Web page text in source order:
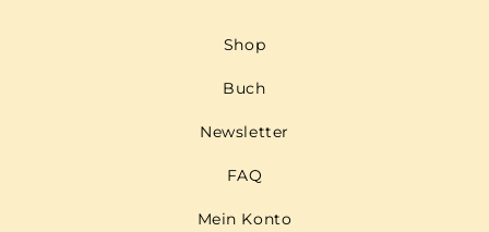
Shop
Buch
Newsletter
FAQ
Mein Konto